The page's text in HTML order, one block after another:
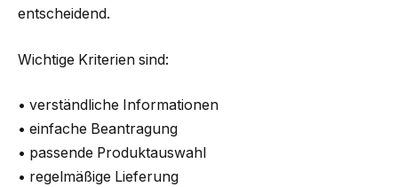
entscheidend.
Wichtige Kriterien sind:
• verständliche Informationen
• einfache Beantragung
• passende Produktauswahl
• regelmäßige Lieferung